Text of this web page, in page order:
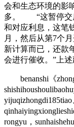
会和生态环境的影
多。 “这暂停交
和对应利息，这笔
月，然后从第7个
新计算而已，还款
会进行催收。”上
benanshi《
yijuqizhongdi185tiao
rongyu，